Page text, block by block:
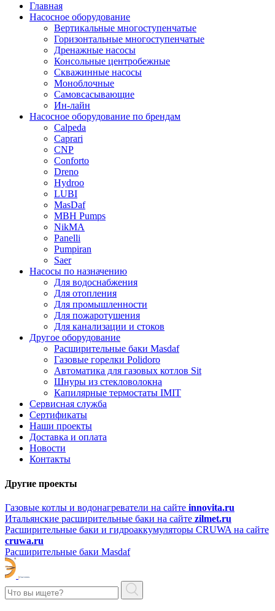
Главная
Насосное оборудование
Вертикальные многоступенчатые
Горизонтальные многоступенчатые
Дренажные насосы
Консольные центробежные
Скважинные насосы
Моноблочные
Самовсасывающие
Ин-лайн
Насосное оборудование по брендам
Calpeda
Caprari
CNP
Conforto
Dreno
Hydroo
LUBI
MasDaf
MBH Pumps
NikMA
Panelli
Pumpiran
Saer
Насосы по назначению
Для водоснабжения
Для отопления
Для промышленности
Для пожаротушения
Для канализации и стоков
Другое оборудование
Расширительные баки Masdaf
Газовые горелки Polidoro
Автоматика для газовых котлов Sit
Шнуры из стекловолокна
Капилярные термостаты IMIT
Сервисная служба
Сертификаты
Наши проекты
Доставка и оплата
Новости
Контакты
Другие проекты
Газовые котлы и водонагреватели на сайте innovita.ru
Итальянские расширительные баки на сайте zilmet.ru
Расширительные баки и гидроаккумуляторы CRUWA на сайте
cruwa.ru
Расширительные баки Masdaf